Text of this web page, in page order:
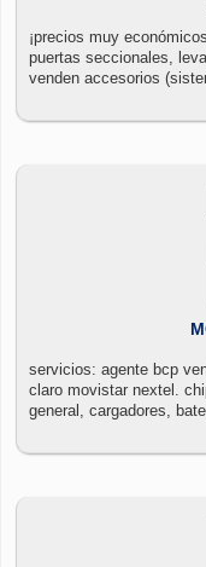
¡precios muy
puertas seccionales,
venden accesorios
994212236
servicios: agente bcp ventas de celulares claro y movistar. recargas
claro movistar nextel. chip claro
general, cargadores,